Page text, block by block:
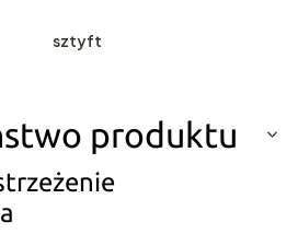
sztyft
produktu